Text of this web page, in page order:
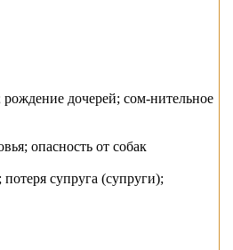
рождение дочерей; сом-нительное
опасность от собак
супруга (супруги);